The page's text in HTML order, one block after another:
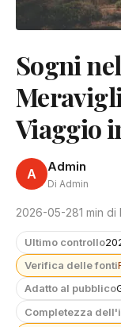
Sogni
Viaggio
A Admin
Di Admin
2026-05-281 min di
Ultimo controllo
Verifica delle fonti
Adatto al pubblico
Completezza